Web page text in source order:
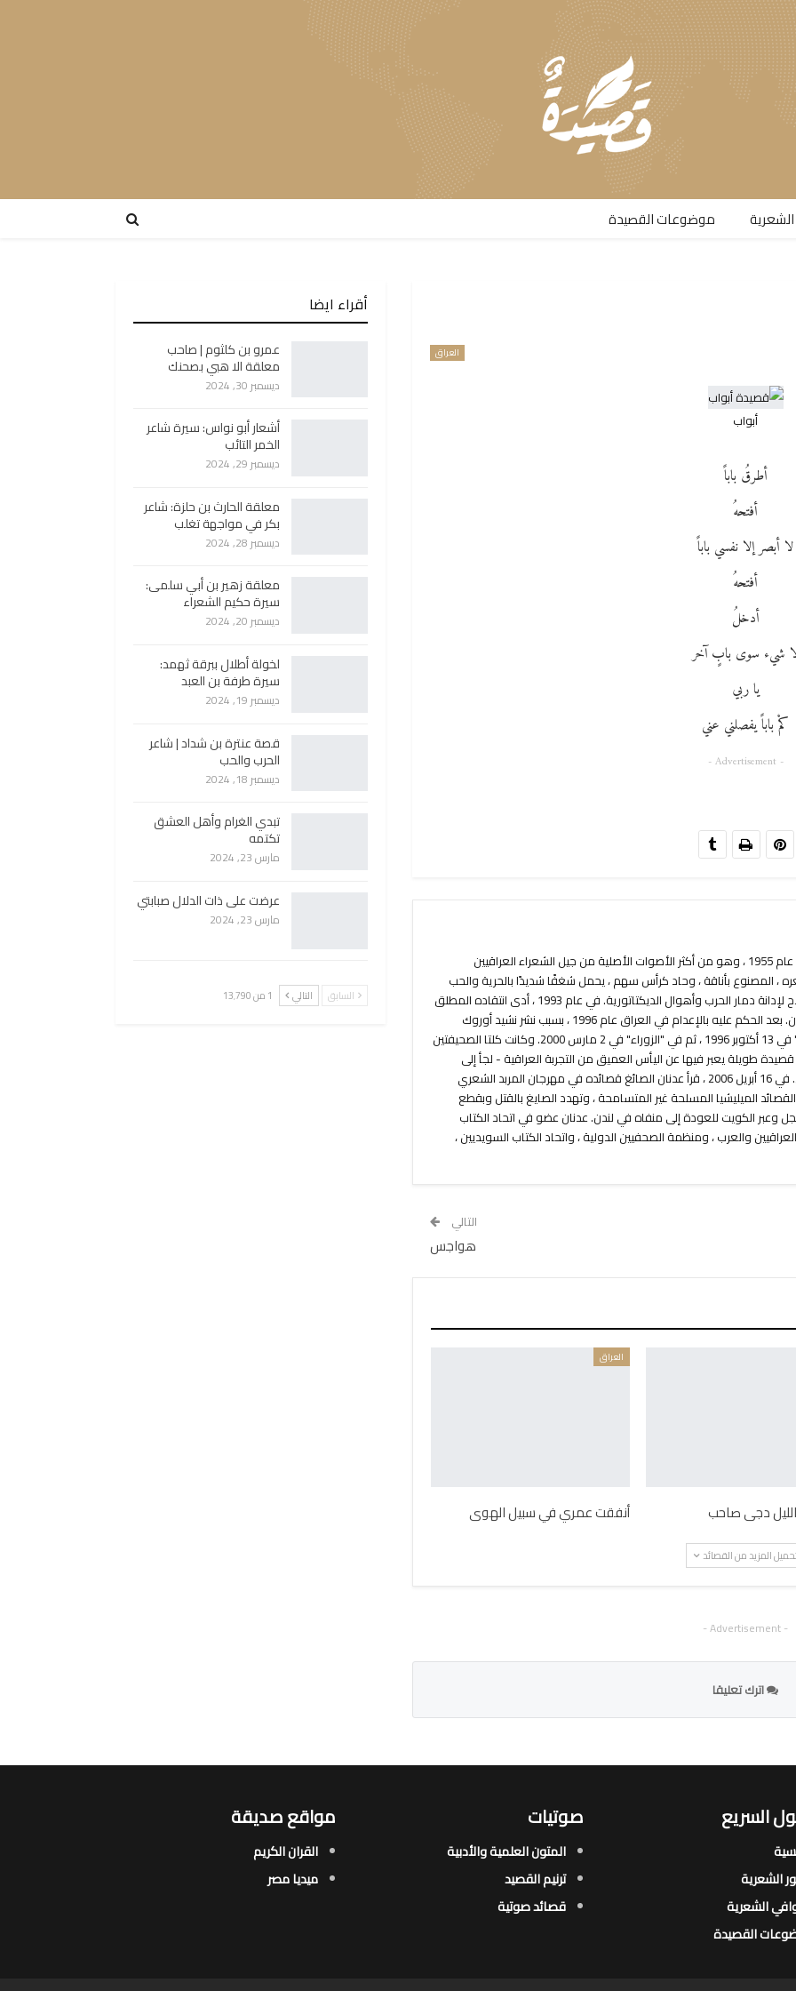
موضوعات القصيدة​
العراق
أبواب
أطرقُ باباً
أفتحهُ
لا أبصر إلا نفسي باباً
أفتحهُ
أدخلُ
شيء سوى بابٍ آخر
يا ربي
كمْ باباً يفصلني عني
- Advertisement -
ولد عدنان الصايغ في الكوفة (العراق) عام 1955 ، وهو من أكثر الأصوات الأصلية من جيل الشعراء العراقيين
، المصنوع بأناقة ، وحاد كرأس سهم ، يحمل شغفًا شديدًا بالحرية والحب
والجمال. يستخدم عدنان كلماته كسلاح لإدانة دمار الحرب وأهوال الديكتاتورية. في عام 1993 ، أدى انتقاده المطلق
للظلم والظلم إلى نفيه في الأردن ولبنان. بعد الحكم عليه بالإعدام في العراق عام 1996 ، بسبب نشر نشيد أوروك
(نُشرت قائمة الموت في صحيفة "بابل" في 13 أكتوبر 1996 ، ثم في "الزوراء" في 2 مارس 2000. وكانت كلتا الصحيفتين
طويلة يعبر فيها عن اليأس العميق من التجربة العراقية - لجأ إلى
السويد. منذ عام 2004 يعيش في لندن. في 16 أبريل 2006 ، قرأ عدنان الصائغ قصائده في مهرجان المربد الشعري
الميليشيا المسلحة غير المتسامحة ، وتهدد الصايغ بالقتل وبقطع
وعبر الكويت للعودة إلى منفاه في لندن. عدنان عضو في اتحاد الكتاب
والعرب ، ومنظمة الصحفيين الدولية ، واتحاد الكتاب السويديين ،
التالي
هواجس
دجى صاحب
العراق
أنفقت عمري في سبيل الهوى
المزيد من القصائد
- Advertisement -
اترك تعليقا
أقراء ايضا
عمرو بن كلثوم | صاحب
معلقة الا هبي بصحنك
ديسمبر 30, 2024
أشعار أبو نواس: سيرة شاعر
الخمر التائب
ديسمبر 29, 2024
معلقة الحارث بن حلزة: شاعر
بكر في مواجهة تغلب
ديسمبر 28, 2024
معلقة زهير بن أبي سلمى:
سيرة حكيم الشعراء
ديسمبر 20, 2024
لخولة أطلال ببرقة ثهمد:
سيرة طرفة بن العبد
ديسمبر 19, 2024
قصة عنترة بن شداد | شاعر
الحرب والحب
ديسمبر 18, 2024
تبدي الغرام وأهل العشق
تكتمه
مارس 23, 2024
عرضت على ذات الدلال صبابتي
مارس 23, 2024
السابق التالي 1 من 13٬790
السريع
الشعرية​
الشعرية​
القصيدة​
صوتيات
المتون العلمية والأدبية
ترنيم القصيد
قصائد صوتية
مواقع صديقة
القران الكريم
ميديا مصر